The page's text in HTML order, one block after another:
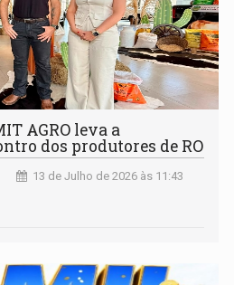
AGRO leva a
dos produtores de RO
13 de Julho de 2026 às 11:43